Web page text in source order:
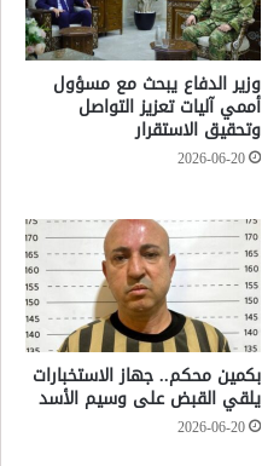
وزير الدفاع يبحث مع مسؤول
أممي آليات تعزيز التواصل
وتحقيق الاستقرار
2026-06-20
بكمين محكم.. جهاز الاستخبارات
يلقي القبض على وسيم الأسد
2026-06-20